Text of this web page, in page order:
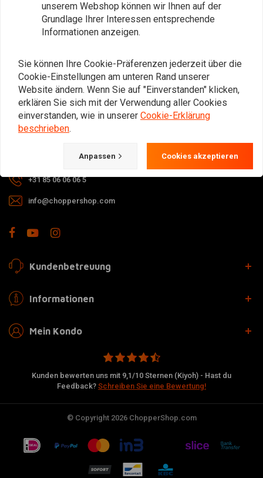
Lieferzeiten, Rücksendungen &
Reparaturen oder allgemeinen
Informationen können Sie uns
jederzeit auf eine der folgenden Arten
Gotenburgweg 46a, 9723 TM Groningen (The Netherlands)
+31 85 06 06 06 5
info@choppershop.com
Kundenbetreuung
Informationen
Mein Kondo
Kunden bewerten uns mit 9,1/10 Sternen (Kiyoh) - Hast du
Feedback? Schreiben Sie eine Bewertung!
© Copyright 2026 ChopperShop.com
unserem Webshop können wir Ihnen auf der
Grundlage Ihrer Interessen entsprechende
Informationen anzeigen.
Sie können Ihre Cookie-Präferenzen jederzeit über die
Cookie-Einstellungen am unteren Rand unserer
Website ändern. Wenn Sie auf "Einverstanden" klicken,
erklären Sie sich mit der Verwendung aller Cookies
einverstanden, wie in unserer Cookie-Erklärung
beschrieben.
Anpassen Cookies akzeptieren